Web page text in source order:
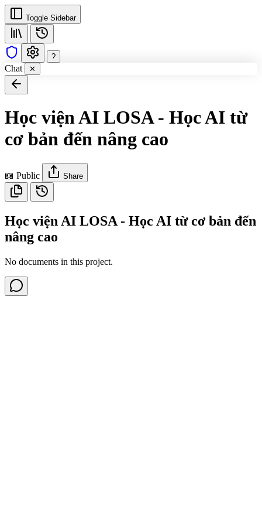
Toggle Sidebar
?
Chat ✕
Học viện AI LOSA - Học AI từ
cơ bản đến nâng cao
📖 Public Share
Học viện AI LOSA - Học AI từ cơ bản đến
nâng cao
No documents in this project.